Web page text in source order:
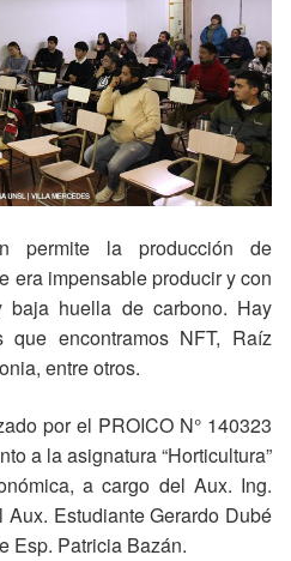
permite la producción de
era impensable producir y con
huella de carbono. Hay
encontramos NFT, Raíz
entre otros.
por el PROICO N° 140323
a la asignatura “Horticultura”
a cargo del Aux. Ing.
Estudiante Gerardo Dubé
Esp. Patricia Bazán.